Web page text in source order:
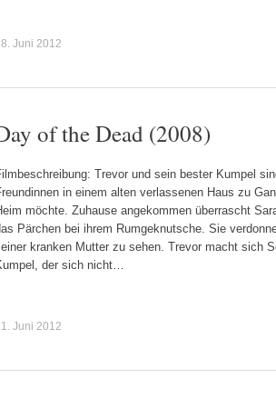
Juni 2012
of the Dead (2008)
Trevor und sein bester Kumpel
in einem alten verlassenen Haus zu
möchte. Zuhause angekommen überrascht
Pärchen bei ihrem Rumgeknutsche. Sie
kranken Mutter zu sehen. Trevor macht sich
der sich nicht…
Juni 2012